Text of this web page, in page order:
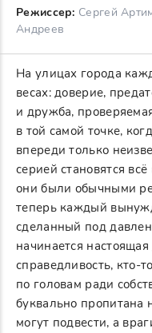
Режиссер: Сергей
Андреев
На улицах города
весах: доверие,
и дружба,
в той самой точке,
впереди только
серией становятся
они были обычными
теперь каждый
сделанный под
начинается
справедливость, кто-
по головам ради
буквально
могут подвести, а